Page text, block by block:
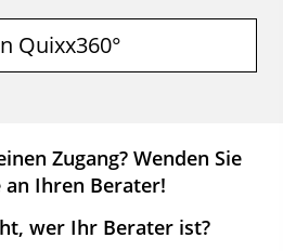
Quixx360°
Zugang? Wenden Sie
Ihren Berater!
wer Ihr Berater ist?